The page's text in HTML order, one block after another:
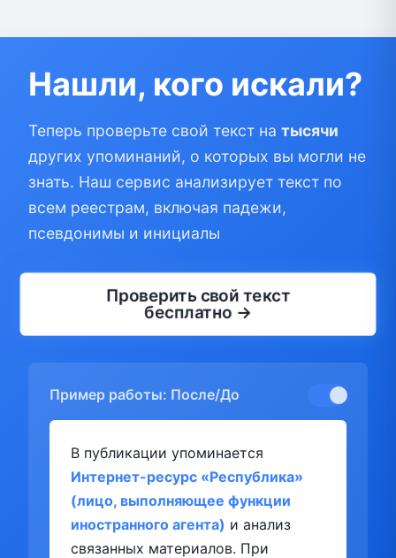
Нашли, кого искали?
Теперь проверьте свой текст на тысячи
других упоминаний, о которых вы могли не
знать. Наш сервис анализирует текст по
всем реестрам, включая падежи,
псевдонимы и инициалы
Проверить свой текст
бесплатно →
Пример работы: После/До
В публикации упоминается
Интернет-ресурс «Республика»
(лицо, выполняющее функции
иностранного агента) и анализ
связанных материалов. При